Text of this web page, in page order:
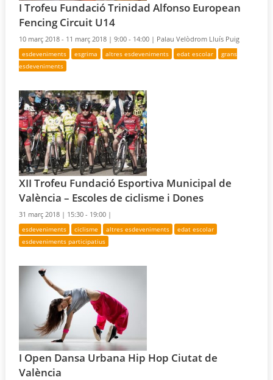
I Trofeu Fundació Trinidad Alfonso European
Fencing Circuit U14
10 març 2018 - 11 març 2018 |9:00 - 14:00 | Palau Velòdrom Lluís Puig
esdeveniments esgrima altres esdeveniments edat escolar
grans
esdeveniments
XII Trofeu Fundació Esportiva Municipal de
València – Escoles de ciclisme i Dones
31 març 2018 | 15:30 - 19:00 |
esdeveniments ciclisme altres esdeveniments
edat escolar
esdeveniments participatius
I Open Dansa Urbana Hip Hop Ciutat de
València